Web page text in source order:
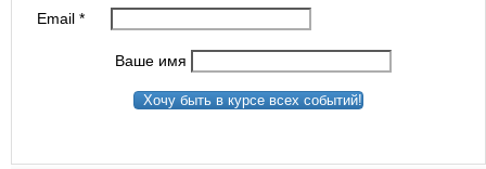
Email*
Ваше имя
Хочу быть в курсе всех событий!